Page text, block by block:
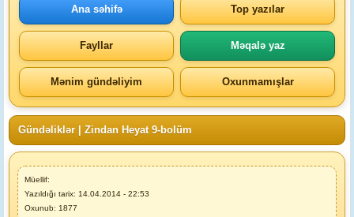
Ana səhifə Top yazılar
Fayllar Məqalə yaz
Mənim gündəliyim Oxunmamışlar
Gündəliklər Zindan Heyat 9-bolüm
Müellif:
Yazıldığı tarix: 14.04.2014 - 22:53
Oxunub: 1877